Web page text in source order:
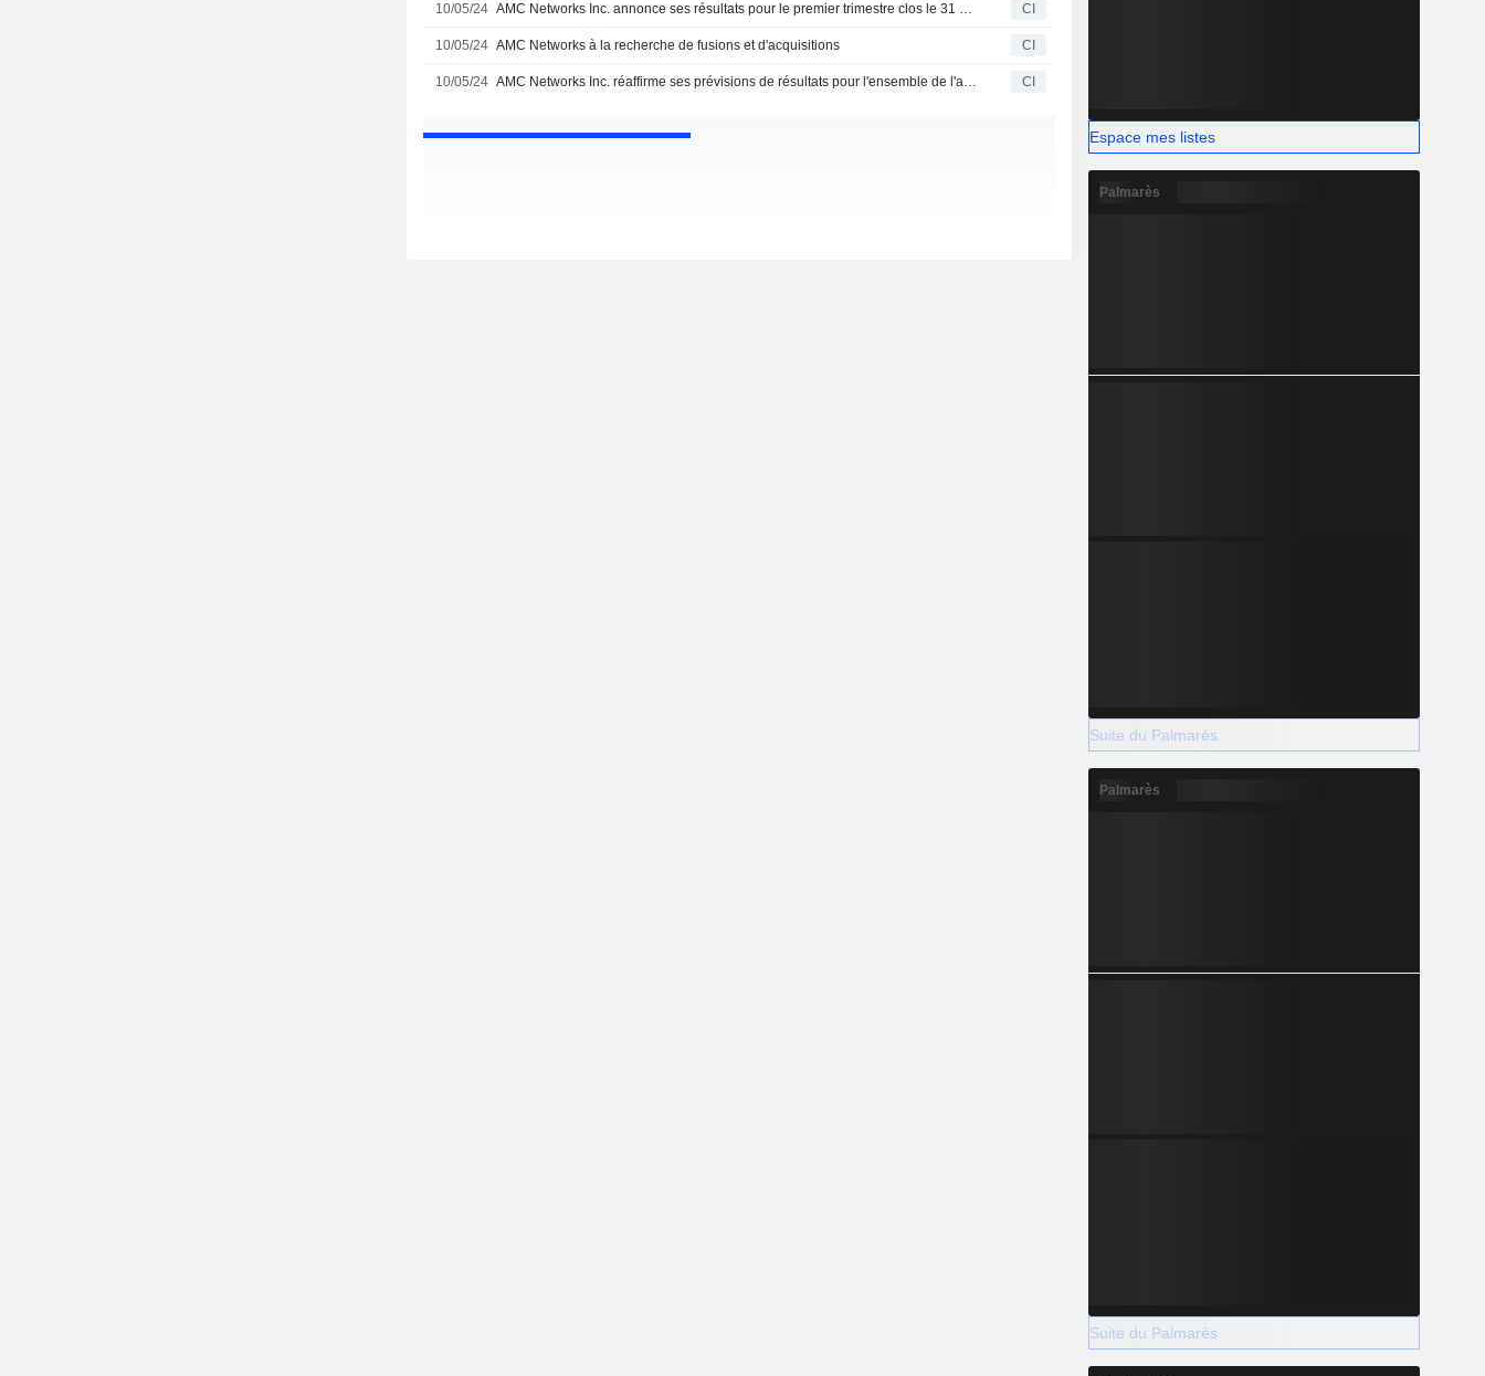
10/05/24 AMC Networks Inc. annonce ses résultats pour le premier trimestre clos le 31 mars 2024 CI
10/05/24 AMC Networks à la recherche de fusions et d'acquisitions CI
10/05/24 AMC Networks Inc. réaffirme ses prévisions de résultats pour l'ensemble de l'année 2024 CI
Espace mes listes
Palmarès
Suite du Palmarès
Palmarès
Suite du Palmarès